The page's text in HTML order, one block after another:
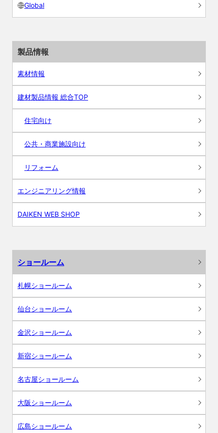
Global
製品情報
素材情報
建材製品情報 総合TOP
住宅向け
公共・商業施設向け
リフォーム
エンジニアリング情報
DAIKEN WEB SHOP
ショールーム
札幌ショールーム
仙台ショールーム
金沢ショールーム
新宿ショールーム
名古屋ショールーム
大阪ショールーム
広島ショールーム